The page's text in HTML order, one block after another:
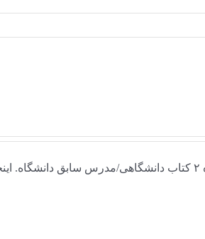
علاقه‌مند به اینترنت و روان‌شناسی/ریاضی‌خوانده/وبلاگ‌نویس/نویسنده ۲ کتاب دانشگاهی/مدرس سابق